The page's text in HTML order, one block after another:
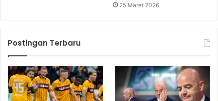
25 Maret 2026
Postingan Terbaru